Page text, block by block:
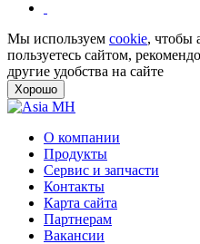
Мы используем cookie, чтобы
пользуетесь сайтом,
другие удобства на сайте
Хорошо
О компании
Продукты
Сервис и запчасти
Контакты
Карта сайта
Партнерам
Вакансии